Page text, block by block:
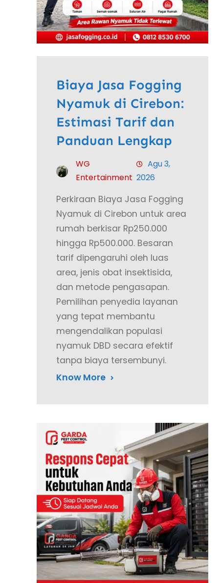
Biaya Jasa Fogging
Nyamuk di Cirebon:
Estimasi Tarif dan
Panduan Lengkap
WG
Entertainment
Agu 3,
2026
Perkiraan Biaya Jasa Fogging
Nyamuk di Cirebon untuk area
rumah berkisar Rp250.000
hingga Rp500.000. Besaran
tarif dipengaruhi oleh luas
area, jenis obat insektisida,
dan metode pengasapan.
Pemilihan penyedia layanan
yang tepat membantu
mengendalikan populasi
nyamuk DBD secara efektif
tanpa biaya tersembunyi.
Know More